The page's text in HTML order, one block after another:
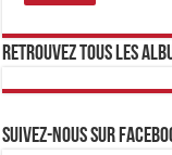
Retrouvez tous les
Suivez-nous sur